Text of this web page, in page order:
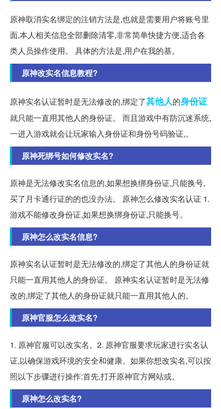
原神取消实名绑定的注销方法是,也就是需要用户将账号里
面,本人相关信息全部删除清零,非常简单快捷方便,适合各
类人员操作使用。 具体的方法是,用户在我的基。
原神改实名信息教程?
原神实名认证暂时是无法修改的,绑定了其他人的身份证
就只能一直用其他人的身份证。 而且游戏中有防沉迷系统,
一进入游戏就会让玩家输入身份证和身份号码验证,。
原神死绑号如何修改实名?
原神是无法修改实名信息的,如果想换绑身份证,只能换号,
买了月卡通行证的的也没办法。 原神怎么修改实名认证 1.
游戏不能修改身份证,如果想换绑身份证,只能换号。
原神怎么改实名信息?
原神实名认证暂时是无法修改的,绑定了其他人的身份证就
只能一直用其他人的身份证。 原神实名认证暂时是无法修
改的,绑定了其他人的身份证就只能一直用其他人的。
原神官服怎么改实名?
1. 原神官服可以改实名。2. 原神官服要求玩家进行实名认
证,以确保游戏环境的安全和健康。如果你想改实名,可以按
照以下步骤进行操作:首先,打开原神官方网站或。
原神怎么改实名?